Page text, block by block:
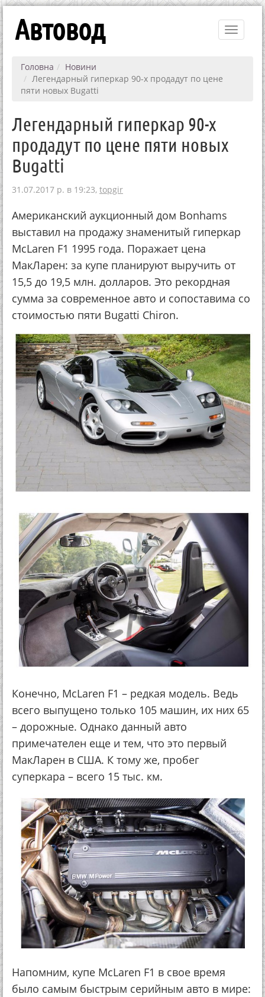
Toggle
Автовод
Головна
Новини
Легендарный гиперкар 90-х продадут по цене
пяти новых Bugatti
Легендарный гиперкар 90-х
продадут по цене пяти новых
Bugatti
31.07.2017 р. в 19:23, topgir
Американский аукционный дом Bonhams
выставил на продажу знаменитый гиперкар
McLaren F1 1995 года. Поражает цена
МакЛарен: за купе планируют выручить от
15,5 до 19,5 млн. долларов. Это рекордная
сумма за современное авто и сопоставима со
стоимостью пяти Bugatti Chiron.
Конечно, McLaren F1 – редкая модель. Ведь
всего выпущено только 105 машин, их них 65
– дорожные. Однако данный авто
примечателен еще и тем, что это первый
МакЛарен в США. К тому же, пробег
суперкара – всего 15 тыс. км.
Напомним, купе McLaren F1 в свое время
было самым быстрым серийным авто в мире: